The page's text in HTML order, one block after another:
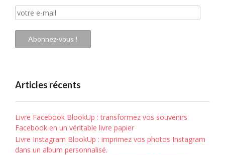
votre
e-
mail
Abonnez-vous !
Articles récents
Livre Facebook BlookUp : transformez vos souvenirs
Facebook en un véritable livre papier
Livre Instagram BlookUp : imprimez vos photos Instagram
dans un album personnalisé.